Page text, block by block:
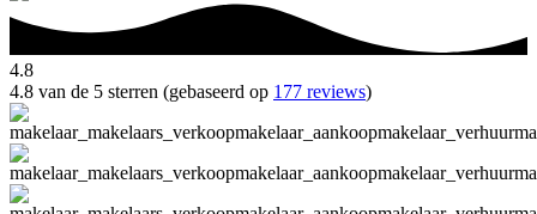
4.8
4.8 van de 5 sterren (gebaseerd op 177 reviews)